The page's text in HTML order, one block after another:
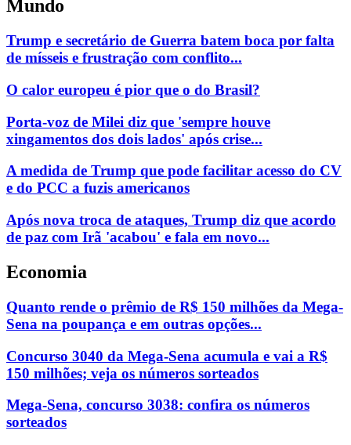
Mundo
Trump e secretário de Guerra batem boca por falta
de mísseis e frustração com conflito...
O calor europeu é pior que o do Brasil?
Porta-voz de Milei diz que 'sempre houve
xingamentos dos dois lados' após crise...
A medida de Trump que pode facilitar acesso do CV
e do PCC a fuzis americanos
Após nova troca de ataques, Trump diz que acordo
de paz com Irã 'acabou' e fala em novo...
Economia
Quanto rende o prêmio de R$ 150 milhões da Mega-
Sena na poupança e em outras opções...
Concurso 3040 da Mega-Sena acumula e vai a R$
150 milhões; veja os números sorteados
Mega-Sena, concurso 3038: confira os números
sorteados